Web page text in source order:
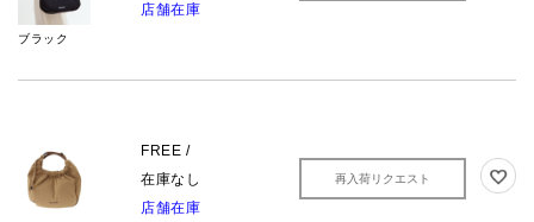
ブラック
店舗在庫
FREE /
在庫なし
店舗在庫
再入荷リクエスト